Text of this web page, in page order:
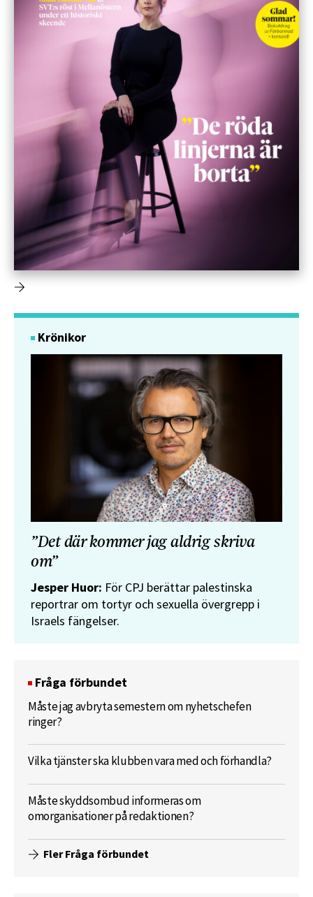
Krönikor
”Det där kommer jag aldrig skriva
om”
Jesper Huor: För CPJ berättar palestinska
reportrar om tortyr och sexuella övergrepp i
Israels fängelser.
Fråga förbundet
Måste jag avbryta semestern om nyhetschefen
ringer?
Vilka tjänster ska klubben vara med och förhandla?
Måste skyddsombud informeras om
omorganisationer på redaktionen?
Fler Fråga förbundet